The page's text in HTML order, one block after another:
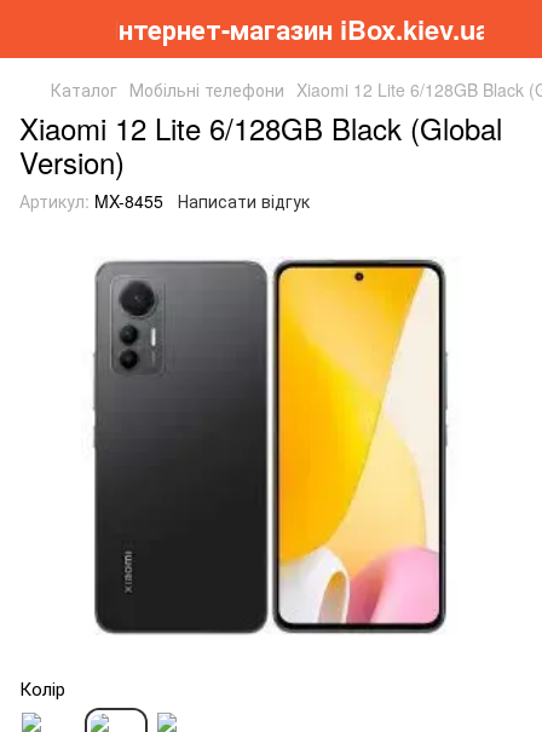
Інтернет-магазин iBox.kiev.ua
Каталог Мобільні телефони Xiaomi 12 Lite 6/128GB Black
Xiaomi 12 Lite 6/128GB Black (Global
Version)
Артикул: MX-8455 Написати відгук
Колір